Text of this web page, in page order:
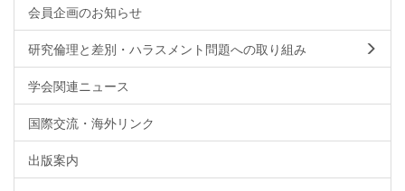
会員企画のお知らせ
研究倫理と差別・ハラスメント問題への取り組み
学会関連ニュース
国際交流・海外リンク
出版案内